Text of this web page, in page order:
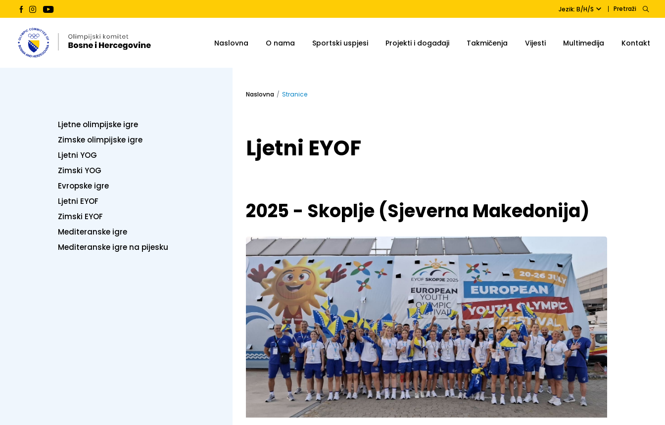
Jezik: B/H/S Pretraži
Naslovna O nama Sportski uspjesi Projekti i događaji Takmičenja Vijesti Multimedija Kontakt
Ljetne olimpijske igre
Zimske olimpijske igre
Ljetni YOG
Zimski YOG
Evropske igre
Ljetni EYOF
Zimski EYOF
Mediteranske igre
Mediteranske igre na pijesku
Naslovna Stranice
Ljetni EYOF
2025 - Skoplje (Sjeverna Makedonija)